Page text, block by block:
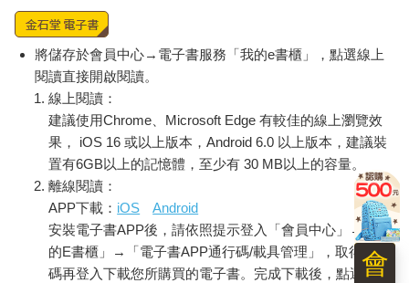
當被投資公司上市前，負責的投資經理需要決定是否提前出脫持
股給專門投資上市前股權的其他創投基金，或者等到上市閉鎖期
過後再決定出脫時機，又或者在公司上市前將股權轉到集團的私
募基金或上市控股公司繼續持有。
此外，投資經理還需要關注宏觀經濟的變化，例如2000年網路泡
沫、2008年金融海嘯期間，所有創投公司的首要任務都是幫助被
投資公司削減支出、度過資本寒冬，因為尚未獲利的公司，現金
流比一切都重要，觀念同樣適用於投資美股上市中未獲利的公
對一般投資人而言，投資後管理工作包含：
 持續追蹤公司表現，了解公司基本面、發展前景。
 當股價持續下跌時，分析原因、估值，判斷是否加碼布局或繼
續持有，或者投資邏輯改變，應減碼甚至清倉。
 關注整體產業發展趨勢、賽道競爭格局、市場需求，以及競爭
將儲存於會員中心→電子書服務「我的e書櫃」，點選線上
閱讀直接開啟閱讀。
線上閱讀：
建議使用Chrome、Microsoft Edge 有較佳的線上瀏覽效
果， iOS 16 或以上版本，Android 6.0 以上版本，建議裝
置有6GB以上的記憶體，至少有 30 MB以上的容量。
離線閱讀：
APP下載： iOS
Android
安裝電子書APP後，請依照提示登入「會員中心」→「我
的E書櫃」→「電子書APP通行碼/載具管理」，取得通行
碼再登入下載您所購買的電子書。完成下載後，點選任一
會